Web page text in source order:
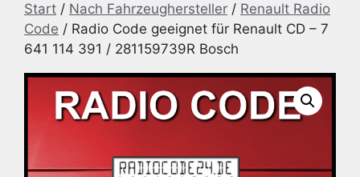
Start / Nach Fahrzeughersteller / Renault Radio
Code / Radio Code geeignet für Renault CD – 7
641 114 391 / 281159739R Bosch